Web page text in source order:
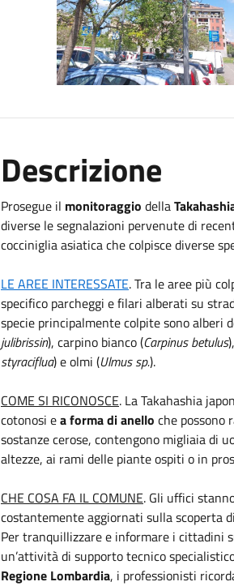
Descrizione
Prosegue il monitoraggio della
diverse le segnalazioni pervenute di
cocciniglia asiatica che colpisce diverse
LE AREE INTERESSATE. Tra le aree più
specifico parcheggi e filari alberati su
specie principalmente colpite sono alberi
julibrissin), carpino bianco (Carpinus betulus
styraciflua) e olmi (Ulmus sp.).
COME SI RICONOSCE. La Takahashia
cotonosi ea forma di anello che possono
sostanze cerose, contengono migliaia di
altezze, ai rami delle piante ospiti o in
CHE COSA FA IL COMUNE. Gli uffici
costantemente aggiornati sulla scoperta
Per tranquillizzare e informare i cittadini
un’attività di supporto tecnico
Regione Lombardia, i professionisti